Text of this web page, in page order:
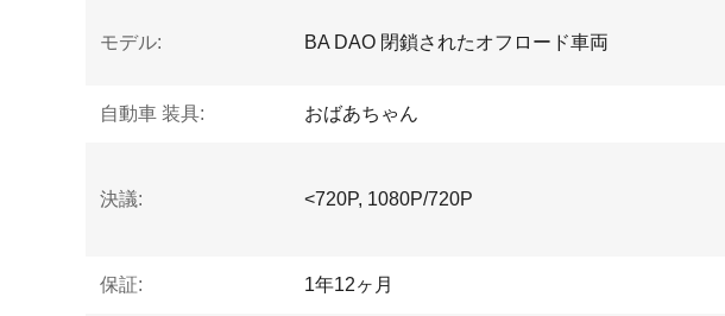
モデル: BA DAO 閉鎖されたオフロード車両
自動車 装具: おばあちゃん
決議: <720P, 1080P/720P
保証: 1年12ヶ月